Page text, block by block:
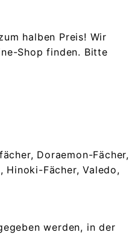
halben Preis! Wir
Shop finden. Bitte
Doraemon-Fächer,
Hinoki-Fächer, Valedo,
werden, in der